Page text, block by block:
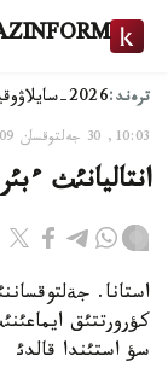
ترەند:2026-سايلاۋ
10:03, 30 جەلتوقسان 2009
انتاليانئث
كؤرورتتئق
سؤ استئندا قالدئ